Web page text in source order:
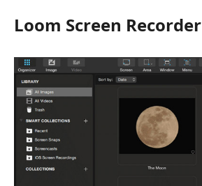
Loom Screen Recorder